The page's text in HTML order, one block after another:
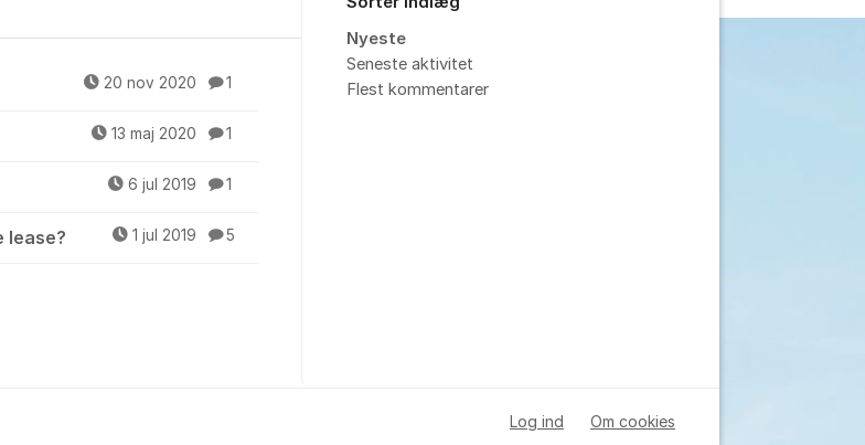
20 nov 2020 1
13 maj 2020 1
6 jul 2019 1
lease? 1 jul 2019 5
Nyeste
Seneste aktivitet
Flest kommentarer
Log ind Om cookies